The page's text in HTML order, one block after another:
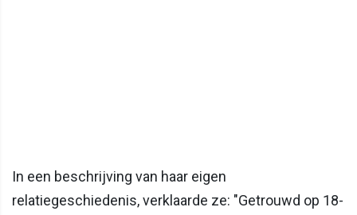
In een beschrijving van haar eigen
relatiegeschiedenis, verklaarde ze: "Getrouwd op 18-